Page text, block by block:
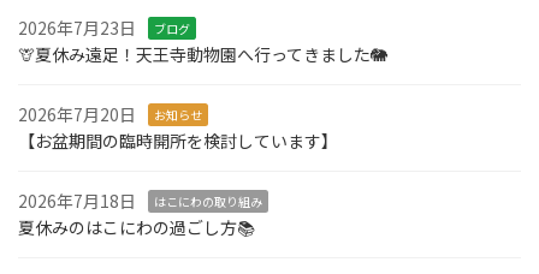
2026年7月23日 ブログ
🦒夏休み遠足！天王寺動物園へ行ってきました🐘
2026年7月20日 お知らせ
【お盆期間の臨時開所を検討しています】
2026年7月18日 はこにわの取り組み
夏休みのはこにわの過ごし方📚